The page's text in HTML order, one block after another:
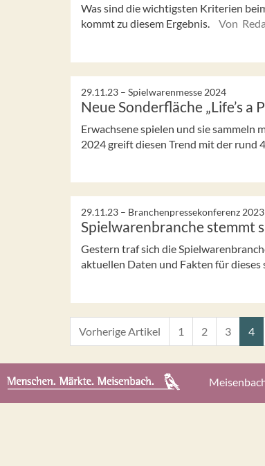
Was sind die wichtigsten Kriterien
kommt zu diesem Ergebnis.
Von
29.11.23 – Spielwarenmesse 2024
Neue Sonderfläche „Life’s a
Erwachsene spielen und sie sammeln
2024 greift diesen Trend mit der rund
29.11.23 – Branchenpressekonferenz 2023
Spielwarenbranche stemmt
Gestern traf sich die
aktuellen Daten und Fakten für dieses
Vorherige Artikel 1 2 3 4